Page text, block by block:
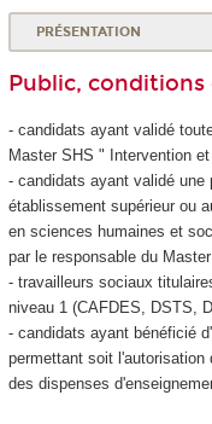
PRÉSENTATION
Public, conditions
- candidats ayant validé
Master SHS " Intervention
- candidats ayant validé une
établissement supérieur ou
en sciences humaines et
par le responsable du
- travailleurs sociaux
niveau 1 (CAFDES, DSTS,
- candidats ayant bénéficié
permettant soit l'autorisation
des dispenses